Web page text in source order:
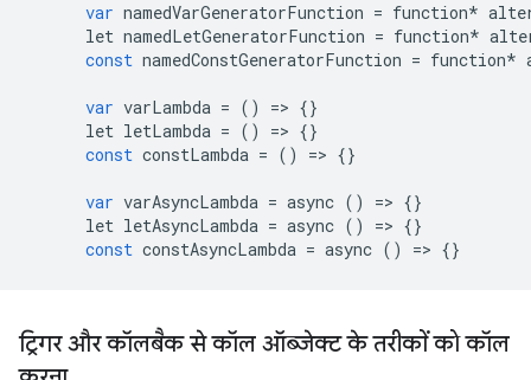
var namedVarGeneratorFunction = function*
let namedLetGeneratorFunction = function*
const namedConstGeneratorFunction = function*
var varLambda = () => {}
let letLambda = () => {}
const constLambda = () => {}
var varAsyncLambda = async () => {}
let letAsyncLambda = async () => {}
const constAsyncLambda = async () => {}
ट्रिगर और कॉलबैक से कॉल ऑब्जेक्ट के तरीकों को कॉल